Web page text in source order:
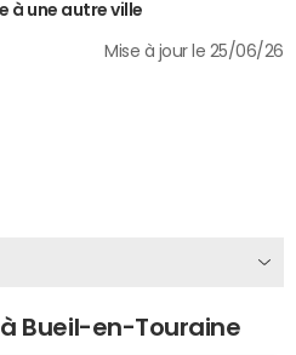
à une autre ville
Mise à jour le 25/06/26
Bueil-en-Touraine